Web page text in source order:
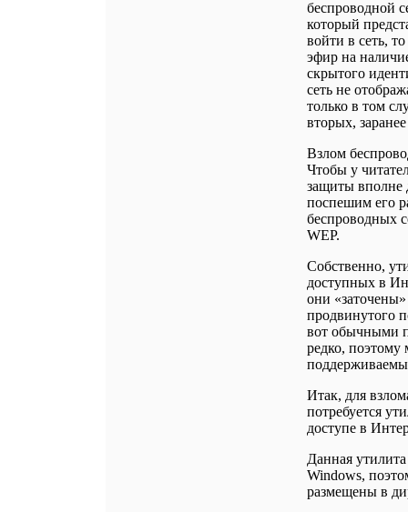
беспроводной
который
войти в сеть,
эфир на
скрытого
сеть не
только в том
вторых,
Взлом
Чтобы у
защиты вполне
поспешим его
беспроводных
WEP.
Собственно,
доступных в
они
продвинутого
вот обычными
редко, поэтому
Итак, для
потребуется
доступе в
Данная
Windows,
размещены в